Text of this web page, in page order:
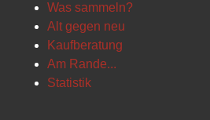
Was sammeln?
Alt gegen neu
Kaufberatung
Am Rande...
Statistik